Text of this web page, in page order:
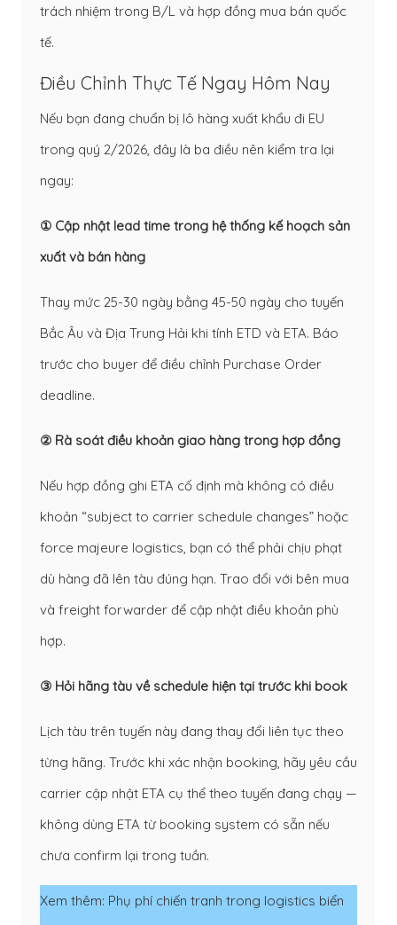
trách nhiệm trong B/L và hợp đồng mua bán quốc
tế.
Điều Chỉnh Thực Tế Ngay Hôm Nay
Nếu bạn đang chuẩn bị lô hàng xuất khẩu đi EU
trong quý 2/2026, đây là ba điều nên kiểm tra lại
ngay:
① Cập nhật lead time trong hệ thống kế hoạch sản
xuất và bán hàng
Thay mức 25-30 ngày bằng 45-50 ngày cho tuyến
Bắc Âu và Địa Trung Hải khi tính ETD và ETA. Báo
trước cho buyer để điều chỉnh Purchase Order
deadline.
② Rà soát điều khoản giao hàng trong hợp đồng
Nếu hợp đồng ghi ETA cố định mà không có điều
khoản “subject to carrier schedule changes” hoặc
force majeure logistics, bạn có thể phải chịu phạt
dù hàng đã lên tàu đúng hạn. Trao đổi với bên mua
và freight forwarder để cập nhật điều khoản phù
hợp.
③ Hỏi hãng tàu về schedule hiện tại trước khi book
Lịch tàu trên tuyến này đang thay đổi liên tục theo
từng hãng. Trước khi xác nhận booking, hãy yêu cầu
carrier cập nhật ETA cụ thể theo tuyến đang chạy —
không dùng ETA từ booking system có sẵn nếu
chưa confirm lại trong tuần.
Xem thêm: Phụ phí chiến tranh trong logistics biển